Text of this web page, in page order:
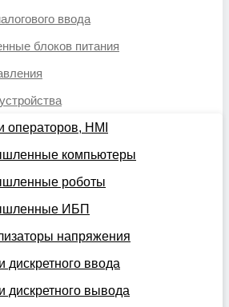
ввода
блоков питания
операторов, HMI
компьютеры
роботы
ИБП
напряжения
дискретного ввода
дискретного вывода